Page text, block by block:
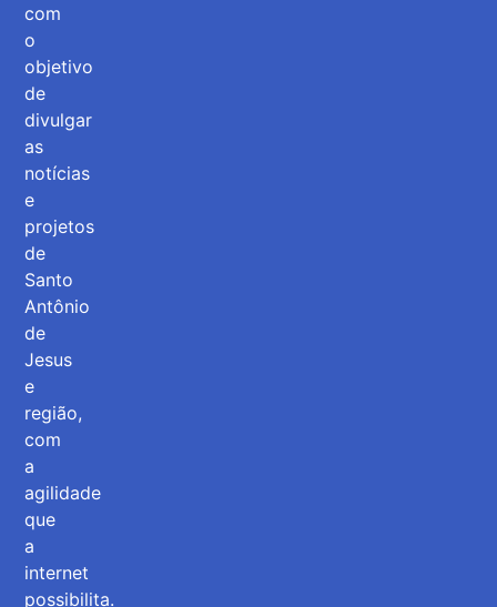
com
o
objetivo
de
divulgar
as
notícias
e
projetos
de
Santo
Antônio
de
Jesus
e
região,
com
a
agilidade
que
a
internet
possibilita.